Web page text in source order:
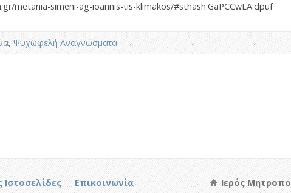
metania-simeni-ag-ioannis-tis-klimakos/#sthash.GaPCCwLA.dpuf
,Ψυχωφελή Αναγνώσματα
Ιστοσελίδες Επικοινωνία Ιερός